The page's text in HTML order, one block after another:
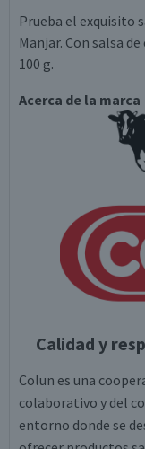
Prueba el exquisito
Manjar. Con salsa
100 g.
Acerca de la marca
Calidad y
Colun es una
colaborativo y del
entorno donde se